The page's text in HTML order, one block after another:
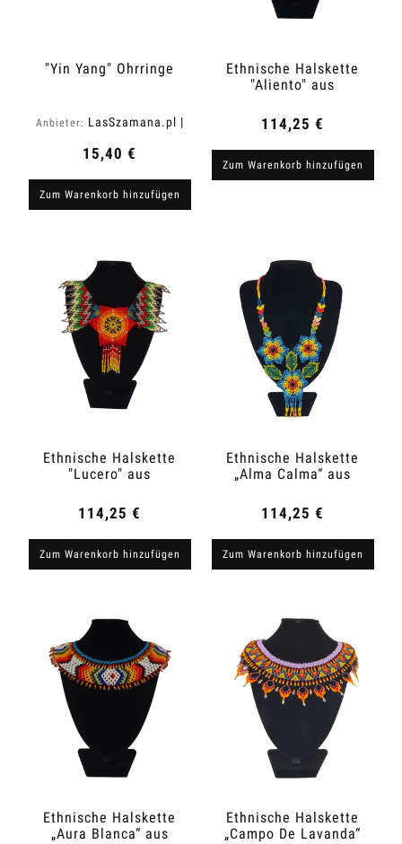
"Yin Yang" Ohrringe
Anbieter: LasSzamana.pl |
15,40 €
Zum Warenkorb hinzufügen
Ethnische Halskette
"Aliento" aus
114,25 €
Zum Warenkorb hinzufügen
Ethnische Halskette
"Lucero" aus
114,25 €
Zum Warenkorb hinzufügen
Ethnische Halskette
„Alma Calma“ aus
114,25 €
Zum Warenkorb hinzufügen
Ethnische Halskette
„Aura Blanca“ aus
Ethnische Halskette
„Campo De Lavanda“